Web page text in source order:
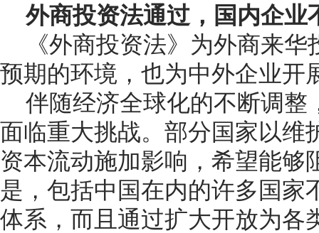
外商投资法通过，国内企业
《外商投资法》为外商来
预期的环境，也为中外企业开
伴随经济全球化的不断调整
面临重大挑战。部分国家以维
资本流动施加影响，希望能够
是，包括中国在内的许多国家
体系，而且通过扩大开放为各